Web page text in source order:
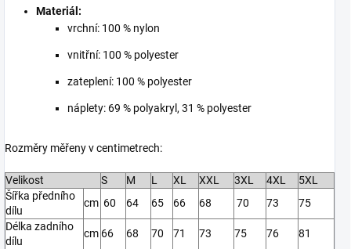
Materiál:
vrchní: 100 % nylon
vnitřní: 100 % polyester
zateplení: 100 % polyester
náplety: 69 % polyakryl, 31 % polyester
Rozměry měřeny v centimetrech:
Velikost S M L XL XXL 3XL 4XL
5XL
Šířka předního
dílu
cm 60 64 65 66 68 70 73
75
Délka zadního
dílu
cm 66 68 70 71 73 75 76
81